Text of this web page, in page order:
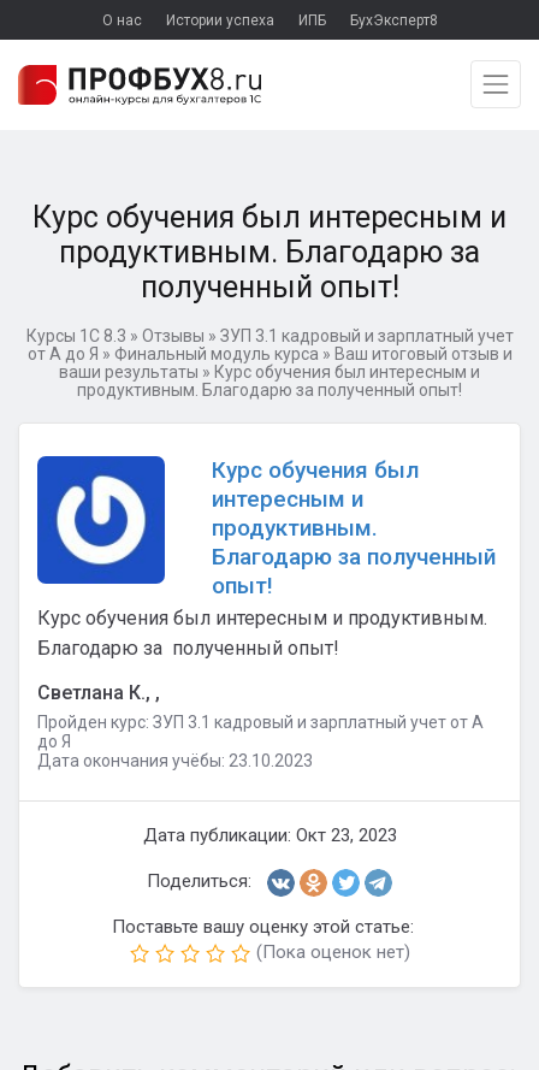
О нас Истории успеха ИПБ БухЭксперт8
Курс обучения был интересным и
продуктивным. Благодарю за
полученный опыт!
Курсы 1С 8.3 » Отзывы » ЗУП 3.1 кадровый и зарплатный учет
от А до Я » Финальный модуль курса » Ваш итоговый отзыв и
ваши результаты » Курс обучения был интересным и
продуктивным. Благодарю за полученный опыт!
Курс обучения был
интересным и
продуктивным.
Благодарю за полученный
опыт!
Курс обучения был интересным и продуктивным.
Благодарю за полученный опыт!
Светлана К., ,
Пройден курс: ЗУП 3.1 кадровый и зарплатный учет от А
до Я
Дата окончания учёбы: 23.10.2023
Дата публикации: Окт 23, 2023
Поделиться:
Поставьте вашу оценку этой статье:
(Пока оценок нет)